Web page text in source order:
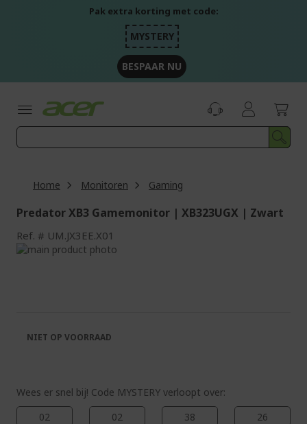
Pak extra korting met code:
MYSTERY
BESPAAR NU
Home Monitoren Gaming
Predator XB3 Gamemonitor | XB323UGX | Zwart
Ref. UM.JX3EE.X01
Ga
afbeeldingen-
gallerij
afbeeldingen-
Wees er snel bij! Code MYSTERY verloopt over:
02
02 38 25
NIET OP VOORRAAD